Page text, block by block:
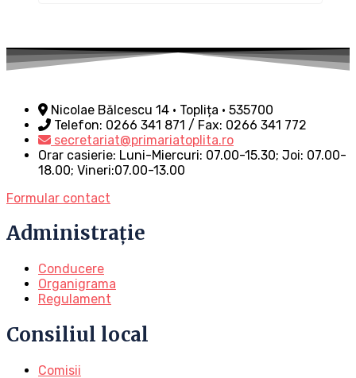
Nicolae Bălcescu 14 • Toplița • 535700
Telefon: 0266 341 871 / Fax: 0266 341 772
secretariat@primariatoplita.ro
Orar casierie: Luni-Miercuri: 07.00-15.30; Joi: 07.00-
18.00; Vineri:07.00-13.00
Formular contact
Administrație
Conducere
Organigrama
Regulament
Consiliul local
Comisii